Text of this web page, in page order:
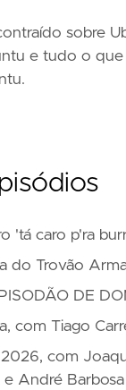
sobre
e tudo o que
'tá caro p'ra
do Trovão
DE
com Tiago
com
e André Barbosa